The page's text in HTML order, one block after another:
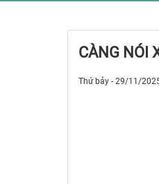
CÀNG NÓI
Thứ bảy - 29/11/